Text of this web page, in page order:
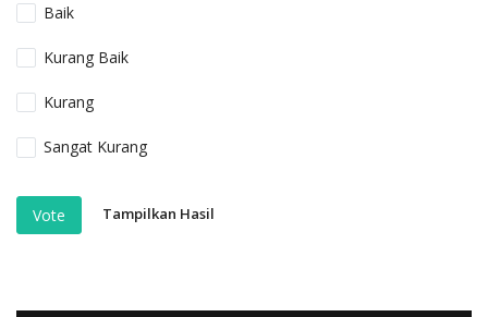
Baik
Kurang Baik
Kurang
Sangat Kurang
Vote Tampilkan Hasil